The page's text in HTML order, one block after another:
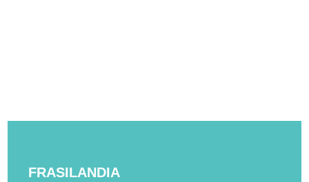
FRASILANDIA